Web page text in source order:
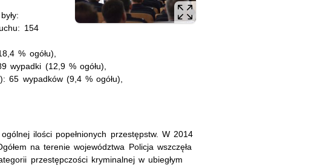
154
% ogółu),
wypadki (12,9 % ogółu),
wypadków (9,4 % ogółu),
ilości popełnionych przestępstw. W 2014
na terenie województwa Policja wszczęła
przestępczości kryminalnej w ubiegłym